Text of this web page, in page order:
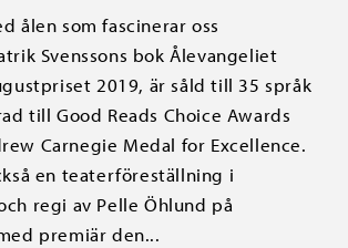
ålen som fascinerar oss
Svenssons bok Ålevangeliet
2019, är såld till 35 språk
till Good Reads Choice Awards
Carnegie Medal for Excellence.
en teaterföreställning i
regi av Pelle Öhlund på
premiär den...